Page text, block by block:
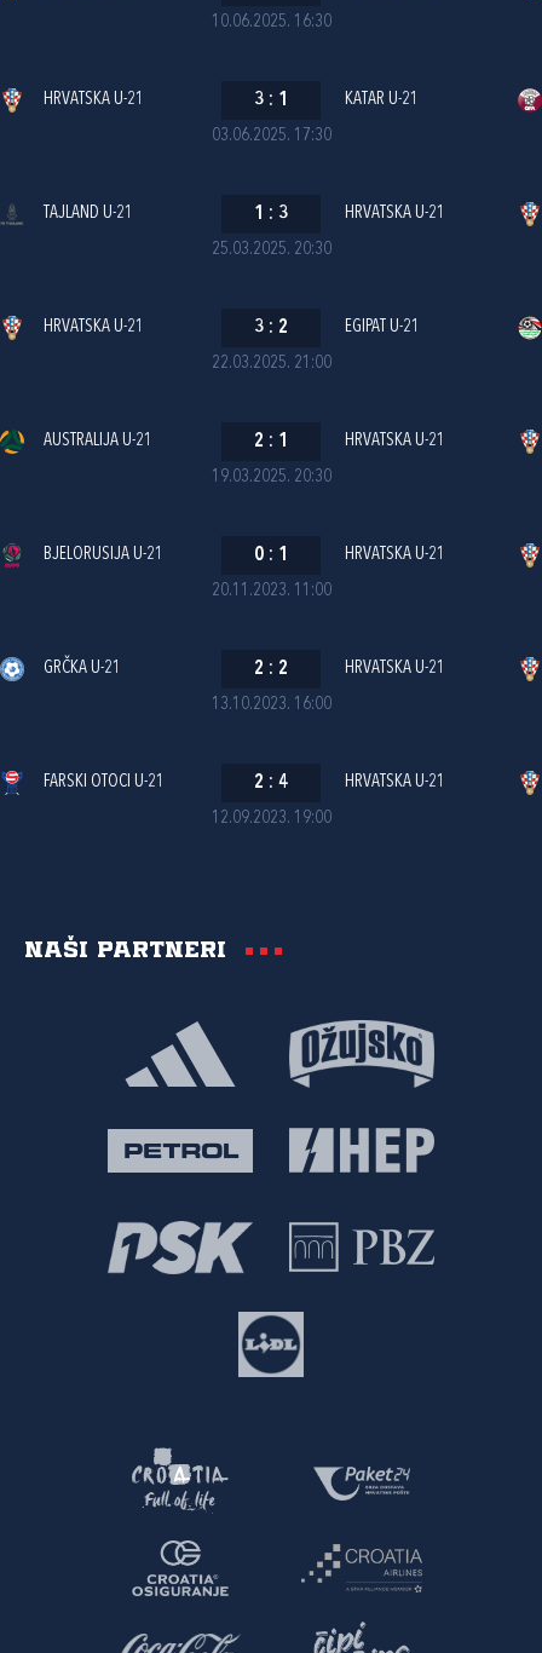
10.06.2025. 16:30
03.06.2025. 17:30
HRVATSKA U-21 3 : 1 KATAR U-21
25.03.2025. 20:30
TAJLAND U-21 1 : 3 HRVATSKA U-21
22.03.2025. 21:00
HRVATSKA U-21 3 : 2 EGIPAT U-21
19.03.2025. 20:30
AUSTRALIJA U-21 2 : 1 HRVATSKA U-21
20.11.2023. 11:00
BJELORUSIJA U-21 0 : 1 HRVATSKA U-21
13.10.2023. 16:00
GRČKA U-21 2 : 2 HRVATSKA U-21
12.09.2023. 19:00
FARSKI OTOCI U-21 2 : 4 HRVATSKA U-21
Naši partneri